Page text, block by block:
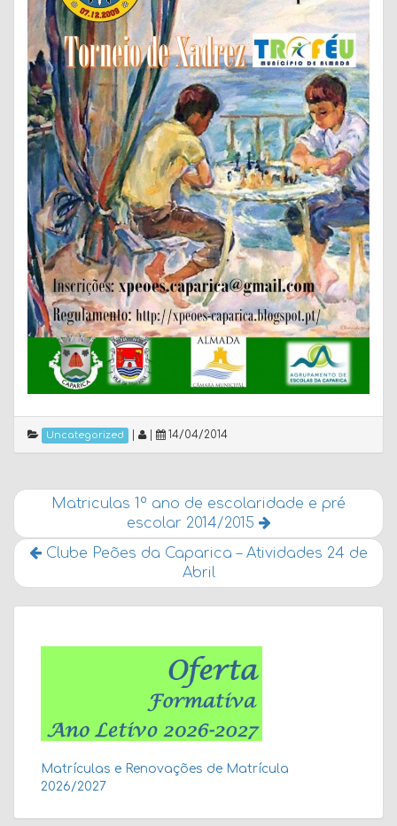
Uncategorized 14/04/2014
Matriculas 1º ano de escolaridade e pré
escolar 2014/2015
Clube Peões da Caparica – Atividades 24 de
Abril
Matrículas e Renovações de Matrícula
2026/2027